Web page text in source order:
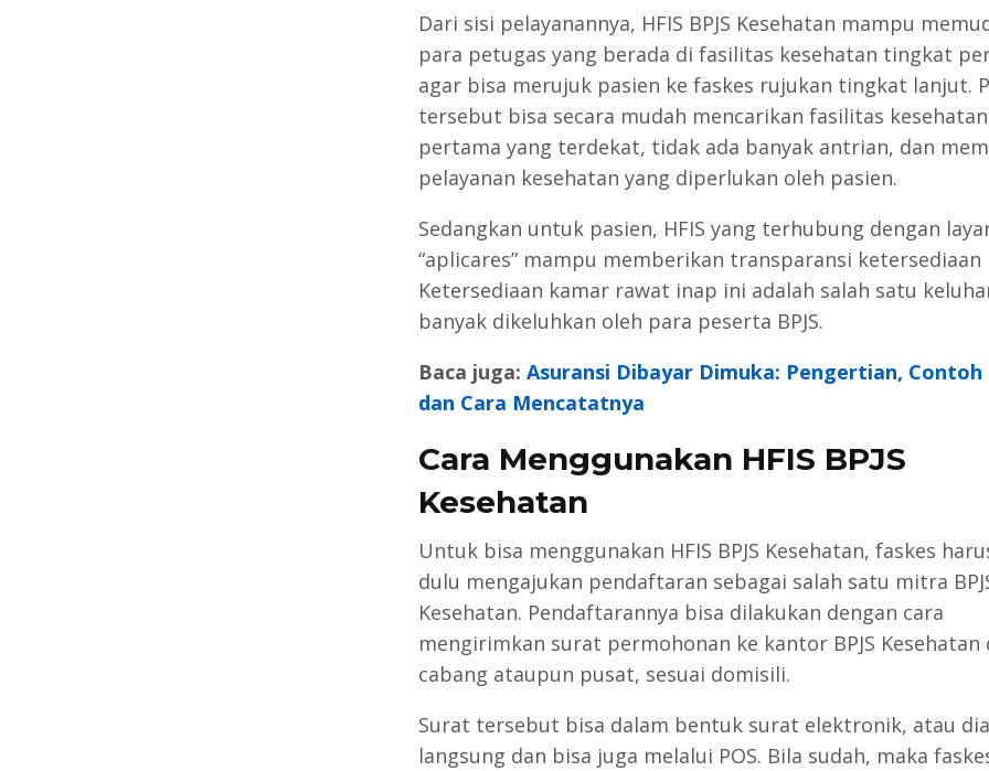
Dari sisi pelayanannya, HFIS BPJS Kesehatan mampu
para petugas yang berada di fasilitas kesehatan tingkat
agar bisa merujuk pasien ke faskes rujukan tingkat lanjut.
tersebut bisa secara mudah mencarikan fasilitas
pertama yang terdekat, tidak ada banyak antrian, dan
pelayanan kesehatan yang diperlukan oleh pasien.
Sedangkan untuk pasien, HFIS yang terhubung dengan
“aplicares” mampu memberikan transparansi ketersediaan
Ketersediaan kamar rawat inap ini adalah salah satu
banyak dikeluhkan oleh para peserta BPJS.
Baca juga: Asuransi Dibayar Dimuka: Pengertian, Contoh
dan Cara Mencatatnya
Cara Menggunakan HFIS BPJS
Kesehatan
Untuk bisa menggunakan HFIS BPJS Kesehatan, faskes
dulu mengajukan pendaftaran sebagai salah satu mitra
Kesehatan. Pendaftarannya bisa dilakukan dengan cara
mengirimkan surat permohonan ke kantor BPJS Kesehatan
cabang ataupun pusat, sesuai domisili.
Surat tersebut bisa dalam bentuk surat elektronik, atau
langsung dan bisa juga melalui POS. Bila sudah, maka